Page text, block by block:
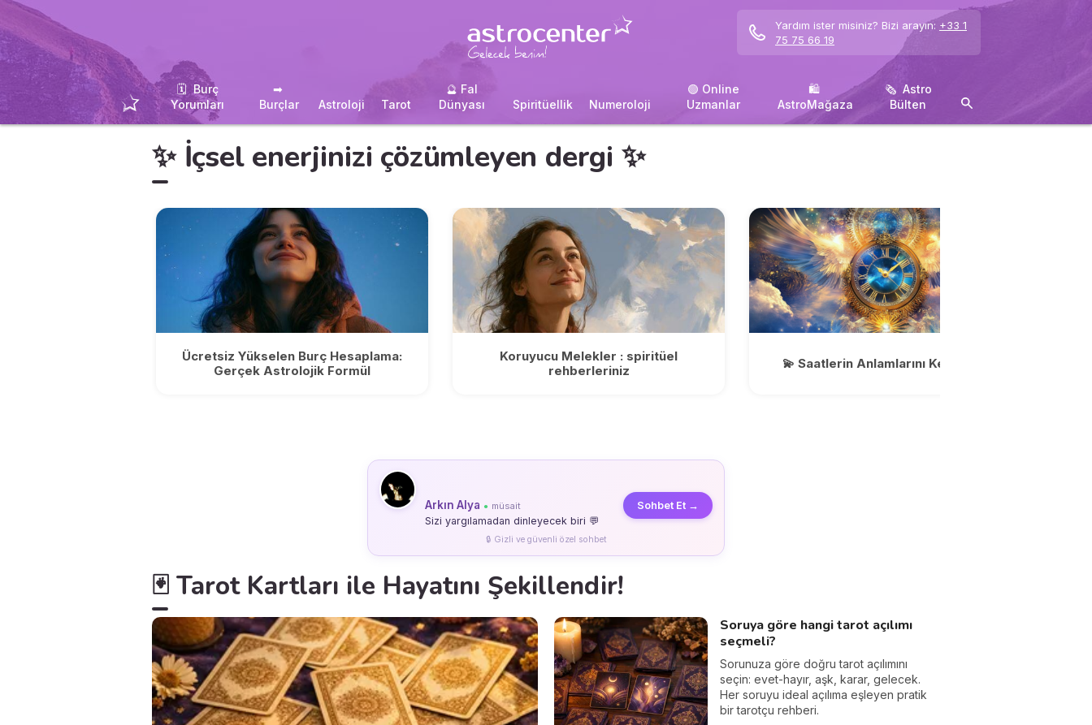
Yardım ister misiniz? Bizi arayın: +33 1
75 75 66 19
🗓 ️ Burç
Yorumları
➡ ️
Burçlar
Astroloji Tarot
🔮 Fal
Dünyası
Spiritüellik Numeroloji
🟢 Online
Uzmanlar
🛍 ️
AstroMağaza
🗞 ️ Astro
Bülten
✨ İçsel enerjinizi çözümleyen dergi ✨
Ücretsiz Yükselen Burç Hesaplama:
Gerçek Astrolojik Formül
Koruyucu Melekler : spiritüel
rehberleriniz
💫 Saatlerin Anlamlarını Keşfedin!
Arkın Alya ● müsait
Sizi yargılamadan dinleyecek biri 💬
Sohbet Et →
🔒 Gizli ve güvenli özel sohbet
🃏 Tarot Kartları ile Hayatını Şekillendir!
Soruya göre hangi tarot açılımı
seçmeli?
Sorunuza göre doğru tarot açılımını
seçin: evet-hayır, aşk, karar, gelecek.
Her soruyu ideal açılıma eşleyen pratik
bir tarotçu rehberi.